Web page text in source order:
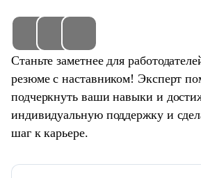
Станьте заметнее для
резюме с наставником! Эксперт
подчеркнуть ваши навыки и
индивидуальную поддержку и
шаг к карьере.